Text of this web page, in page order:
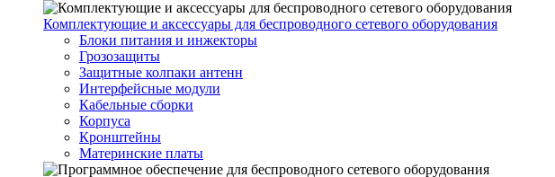
Комплектующие и аксессуары для беспроводного сетевого оборудования
Блоки питания и инжекторы
Грозозащиты
Защитные колпаки антенн
Интерфейсные модули
Кабельные сборки
Корпуса
Кронштейны
Материнские платы